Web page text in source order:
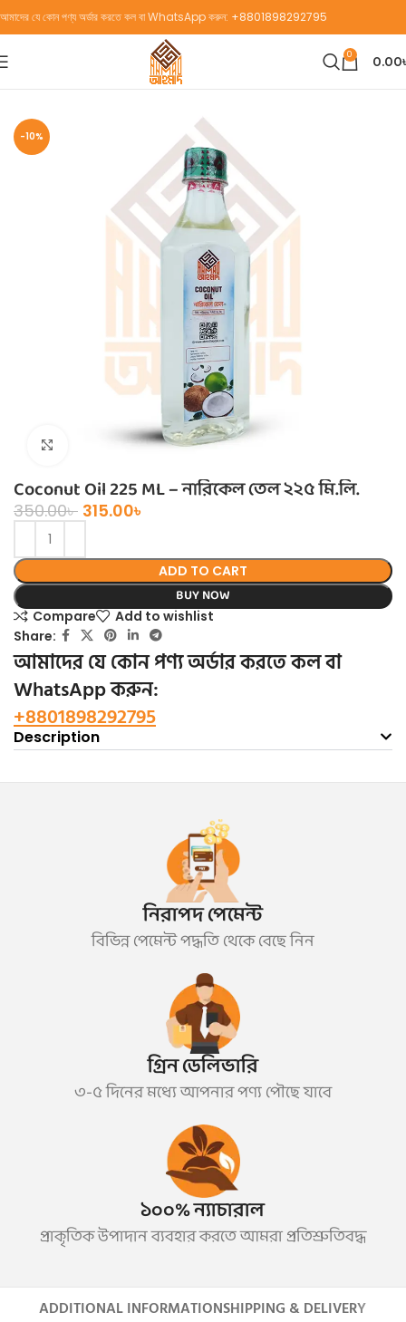
আমাদের যে কোন পণ্য অর্ডার করতে কল বা WhatsApp করুন: +8801898292795
0 0.00
Coconut Oil (নারিকেল তেল)
-10%
Click to enlarge
Coconut Oil 225 ML – নারিকেল তেল ২২৫ মি.লি.
350.00৳ 315.00৳
ADD TO CART
BUY NOW
Compare
Add to wishlist
Share:
আমাদের যে কোন পণ্য অর্ডার করতে কল বা
WhatsApp করুন:
+8801898292795
Description
নিরাপদ পেমেন্ট
বিভিন্ন পেমেন্ট পদ্ধতি থেকে বেছে নিন
গ্রিন ডেলিভারি
৩-৫ দিনের মধ্যে আপনার পণ্য পৌছে যাবে
১০০% ন্যাচারাল
প্রাকৃতিক উপাদান ব্যবহার করতে আমরা প্রতিশ্রুতিবদ্ধ
ADDITIONAL INFORMATIONSHIPPING & DELIVERY